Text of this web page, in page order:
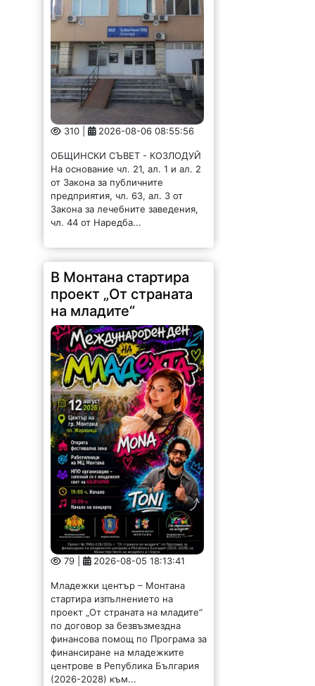
На основание чл. 21, ал. 1 и ал. 2
от Закона за публичните
предприятия, чл. 63, ал. 3 от
Закона за лечебните заведения,
чл. 44 от Наредба...
В Монтана стартира
проект „От страната
на младите“
79 | 2026-08-05 18:13:41
стартира изпълнението на
проект „От страната на младите“
по договор за безвъзмездна
финансова помощ по Програма за
финансиране на младежките
центрове в Република България
(2026-2028) към...